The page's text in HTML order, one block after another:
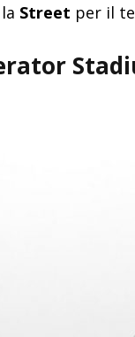
Street per il